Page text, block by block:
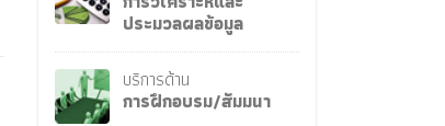
ประมวลผลข้อมูล
บริการด้าน
การฝึกอบรม/สัมมนา